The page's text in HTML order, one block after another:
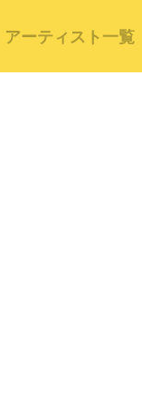
アーティスト一覧